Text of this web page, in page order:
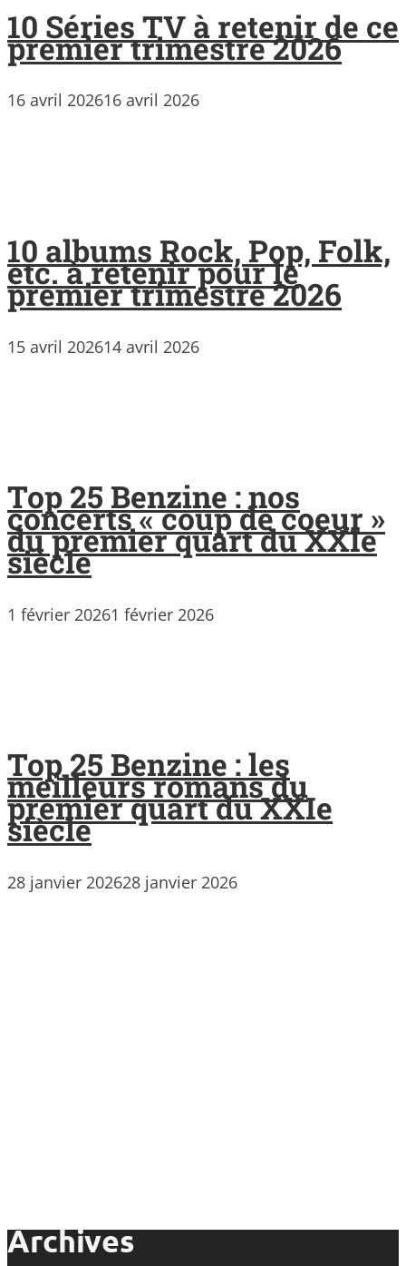
10 Séries TV à retenir de ce
premier trimestre 2026
16 avril 202616 avril 2026
10 albums Rock, Pop, Folk,
etc. à retenir pour le
premier trimestre 2026
15 avril 202614 avril 2026
Top 25 Benzine : nos
concerts « coup de coeur »
du premier quart du XXIe
siècle
1 février 20261 février 2026
Top 25 Benzine : les
meilleurs romans du
premier quart du XXIe
siècle
28 janvier 202628 janvier 2026
Archives